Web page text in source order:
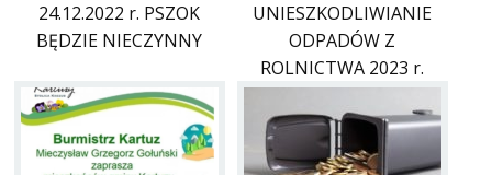
24.12.2022 r. PSZOK
BĘDZIE NIECZYNNY
UNIESZKODLIWIANIE
ODPADÓW Z
ROLNICTWA 2023 r.